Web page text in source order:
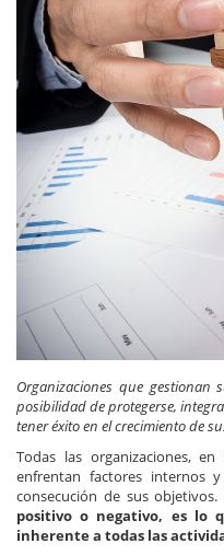
Organizaciones que gestionan
posibilidad de protegerse,
tener éxito en el crecimiento de
Todas las organizaciones,
enfrentan factores internos
consecución de sus objetivos.
positivo o negativo, es lo
inherente a todas las